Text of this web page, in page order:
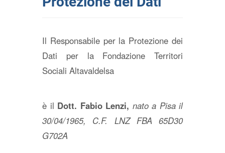
Il Responsabile per la Protezione dei
Dati per la Fondazione Territori
Sociali Altavaldelsa
è il Dott. Fabio Lenzi, nato a Pisa il
30/04/1965, C.F. LNZ FBA 65D30
G702A